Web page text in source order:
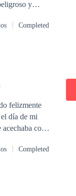
entrando
como nos
Completed
felizmente
día de mi
como
se imaginó
¿Quién
Completed